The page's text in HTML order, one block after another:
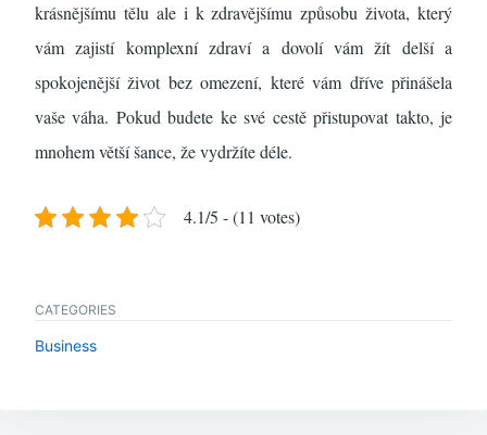
krásnějšímu tělu ale i k zdravějšímu způsobu života, který
vám zajistí komplexní zdraví a dovolí vám žít delší a
spokojenější život bez omezení, které vám dříve přinášela
vaše váha. Pokud budete ke své cestě přistupovat takto, je
mnohem větší šance, že vydržíte déle.
4.1/5 - (11 votes)
CATEGORIES
Business